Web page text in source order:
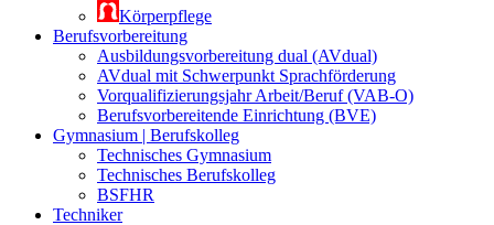
Körperpflege
Berufsvorbereitung
Ausbildungsvorbereitung dual (AVdual)
AVdual mit Schwerpunkt Sprachförderung
Vorqualifizierungsjahr Arbeit/Beruf (VAB-O)
Berufsvorbereitende Einrichtung (BVE)
Gymnasium | Berufskolleg
Technisches Gymnasium
Technisches Berufskolleg
BSFHR
Techniker